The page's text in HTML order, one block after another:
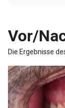
Vor/
Die Ergebnisse